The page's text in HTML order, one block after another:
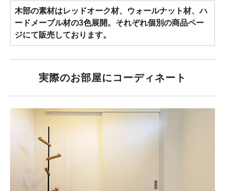
木部の素材はレッドオーク材、ウォールナット材、ハ
ードメープル材の3色展開。それぞれ個別の商品ペー
ジにて販売しております。
実際のお部屋にコーディネート